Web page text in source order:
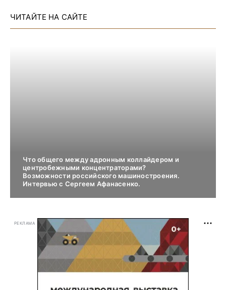
ЧИТАЙТЕ НА САЙТЕ
Что общего между адронным коллайдером и
центробежными концентраторами?
Возможности российского машиностроения.
Интервью с Сергеем Афанасенко.
РЕКЛАМА